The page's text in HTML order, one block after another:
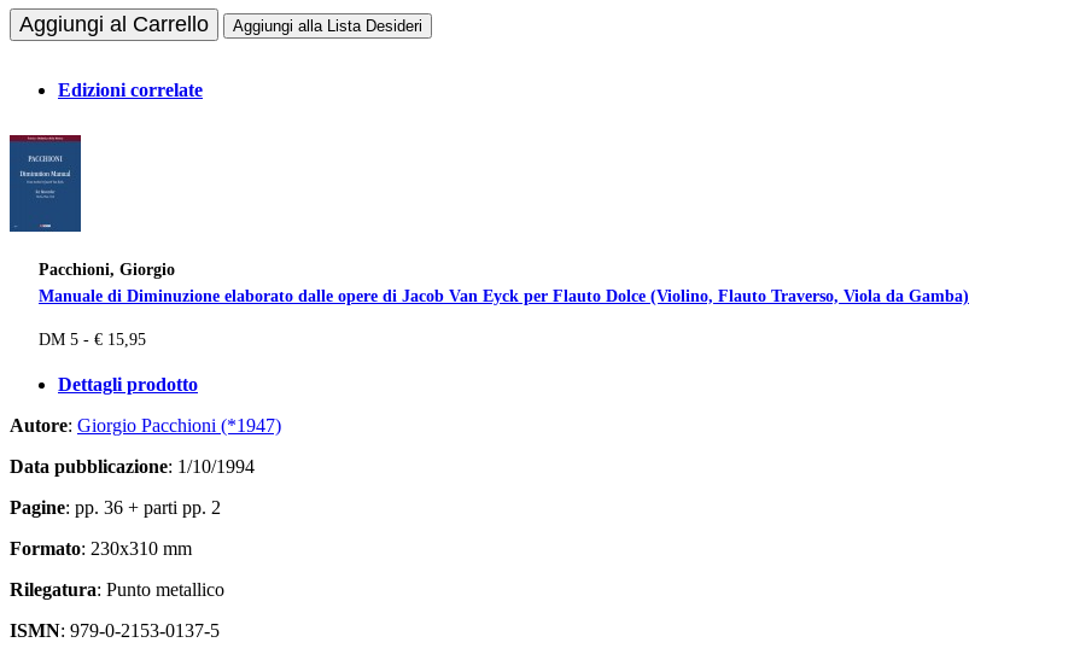
Aggiungi al Carrello Aggiungi alla Lista Desideri
Edizioni correlate
Pacchioni, Giorgio
Manuale di Diminuzione elaborato dalle opere di Jacob Van Eyck per Flauto Dolce (Violino, Flauto Traverso, Viola da Gamba)
DM 5 - € 15,95
Dettagli prodotto
Autore: Giorgio Pacchioni (*1947)
Data pubblicazione: 1/10/1994
Pagine: pp. 36 + parti pp. 2
Formato: 230x310 mm
Rilegatura: Punto metallico
ISMN: 979-0-2153-0137-5